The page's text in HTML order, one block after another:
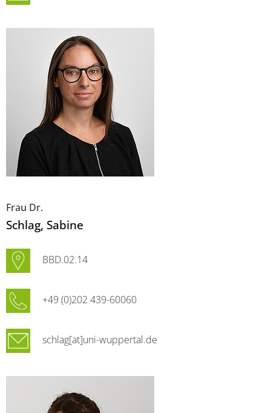
Frau Dr.
Schlag, Sabine
BBD.02.14
+49 (0)202 439-60060
schlag[at]uni-wuppertal.de